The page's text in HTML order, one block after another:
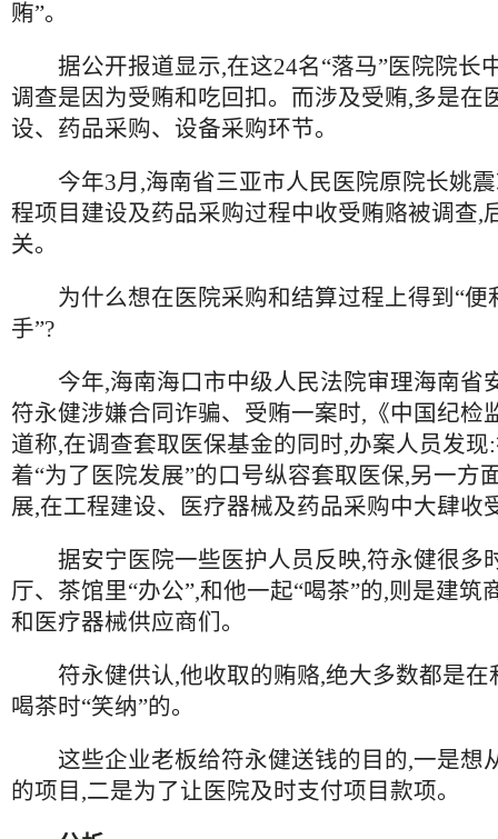
贿”。
据公开报道显示,在这24名“落马”医院院长
调查是因为受贿和吃回扣。而涉及受贿,多是在
设、药品采购、设备采购环节。
今年3月,海南省三亚市人民医院原院长姚震
程项目建设及药品采购过程中收受贿赂被调查,
关。
为什么想在医院采购和结算过程上得到“便
手”?
今年,海南海口市中级人民法院审理海南省
符永健涉嫌合同诈骗、受贿一案时,《中国纪检
道称,在调查套取医保基金的同时,办案人员发
着“为了医院发展”的口号纵容套取医保,另一方
展,在工程建设、医疗器械及药品采购中大肆收
据安宁医院一些医护人员反映,符永健很多
厅、茶馆里“办公”,和他一起“喝茶”的,则是建筑
和医疗器械供应商们。
符永健供认,他收取的贿赂,绝大多数都是在
喝茶时“笑纳”的。
这些企业老板给符永健送钱的目的,一是想
的项目,二是为了让医院及时支付项目款项。